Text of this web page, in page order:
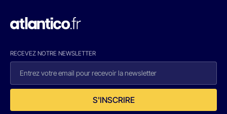
RECEVEZ NOTRE NEWSLETTER
S'INSCRIRE